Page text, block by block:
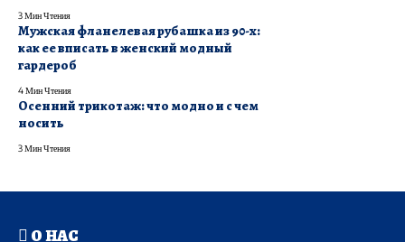
3 Мин Чтения
Мужская фланелевая рубашка из 90-х:
как ее вписать в женский модный
гардероб
4 Мин Чтения
Осенний трикотаж: что модно и с чем
носить
3 Мин Чтения
О НАС